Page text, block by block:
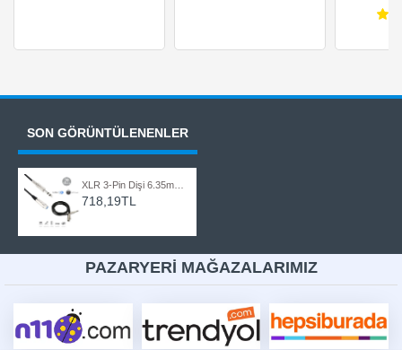
SON GÖRÜNTÜLENENLER
XLR 3-Pin Dişi 6.35mm Stereo Fiş Korumalı Mikrofon Ses Kablosu-20Metre
718,19TL
PAZARYERİ MAĞAZALARIMIZ